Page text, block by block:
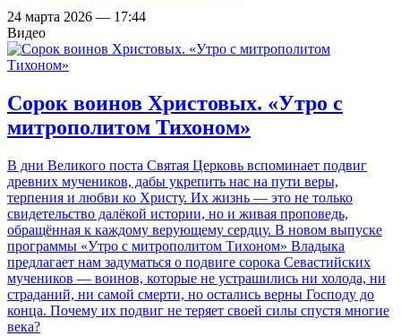
24 марта 2026 — 17:44
Видео
Сорок воинов Христовых. «Утро с
митрополитом Тихоном»
В дни Великого поста Святая Церковь вспоминает подвиг
древних мучеников, дабы укрепить нас на пути веры,
терпения и любви ко Христу. Их жизнь — это не только
свидетельство далёкой истории, но и живая проповедь,
обращённая к каждому верующему сердцу. В новом выпуске
программы «Утро с митрополитом Тихоном» Владыка
предлагает нам задуматься о подвиге сорока Севастийских
мучеников — воинов, которые не устрашились ни холода, ни
страданий, ни самой смерти, но остались верны Господу до
конца. Почему их подвиг не теряет своей силы спустя многие
века?